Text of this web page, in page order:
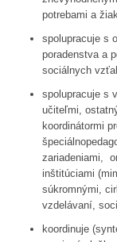
potrebami a
spolupracuje s
poradenstva a
sociálnych
spolupracuje s
učiteľmi,
koordinátormi
zariadeniami,
inštitúciami
súkromnými,
vzdelávaní,
koordinuje